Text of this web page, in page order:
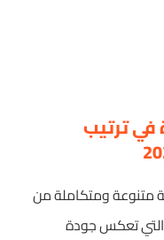
في ترتيب
متنوعة ومتكاملة من
التي تعكس جودة